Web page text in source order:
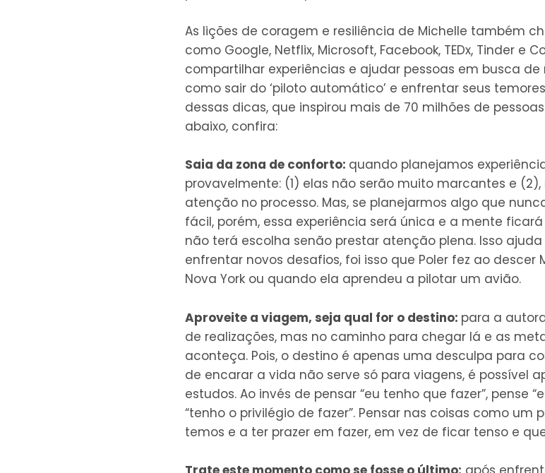
As lições de coragem e resiliência de Michelle também
como Google, Netflix, Microsoft, Facebook, TEDx, Tinder
compartilhar experiências e ajudar pessoas em busca
como sair do ‘piloto automático’ e enfrentar seus
dessas dicas, que inspirou mais de 70 milhões de
abaixo, confira:
Saia da zona de conforto: quando planejamos
provavelmente: (1) elas não serão muito marcantes e
atenção no processo. Mas, se planejarmos algo que
fácil, porém, essa experiência será única e a mente
não terá escolha senão prestar atenção plena. Isso
enfrentar novos desafios, foi isso que Poler fez ao descer
Nova York ou quando ela aprendeu a pilotar um avião.
Aproveite a viagem, seja qual for o destino: para a
de realizações, mas no caminho para chegar lá e as
aconteça. Pois, o destino é apenas uma desculpa para
de encarar a vida não serve só para viagens, é possível
estudos. Ao invés de pensar “eu tenho que fazer”, pense
“tenho o privilégio de fazer”. Pensar nas coisas como um
temos e a ter prazer em fazer, em vez de ficar tenso e